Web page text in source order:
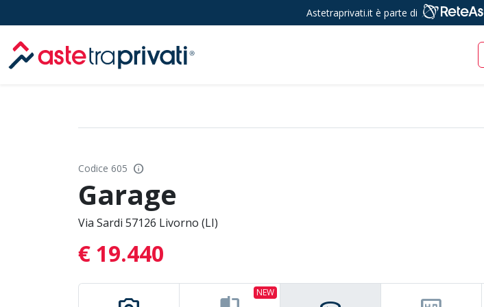
Astetraprivati.it è parte di
Aste immobiliari tra privati
Codice 605 info
Garage
Via Sardi 57126 Livorno (LI)
€ 19.440
NEW